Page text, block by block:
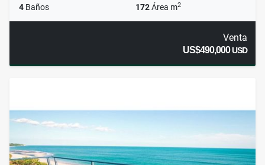
4 Baños 172Área m2
Venta
US$490,000USD